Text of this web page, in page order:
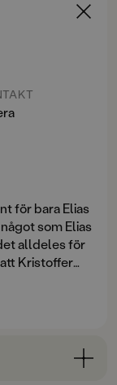
för bara Elias
som Elias
alldeles för
Kristoffer
tiden.
ligger som en